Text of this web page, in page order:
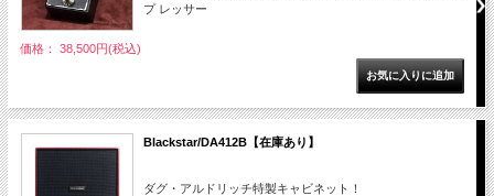
プ レッサー
価格： 38,500円(税込)
Blackstar/DA412B【在庫あり】
ダグ・アルドリッチ特製キャビネット！